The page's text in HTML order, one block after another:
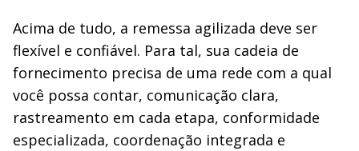
Acima de tudo, a remessa agilizada deve ser
flexível e confiável. Para tal, sua cadeia de
fornecimento precisa de uma rede com a qual
você possa contar, comunicação clara,
rastreamento em cada etapa, conformidade
especializada, coordenação integrada e